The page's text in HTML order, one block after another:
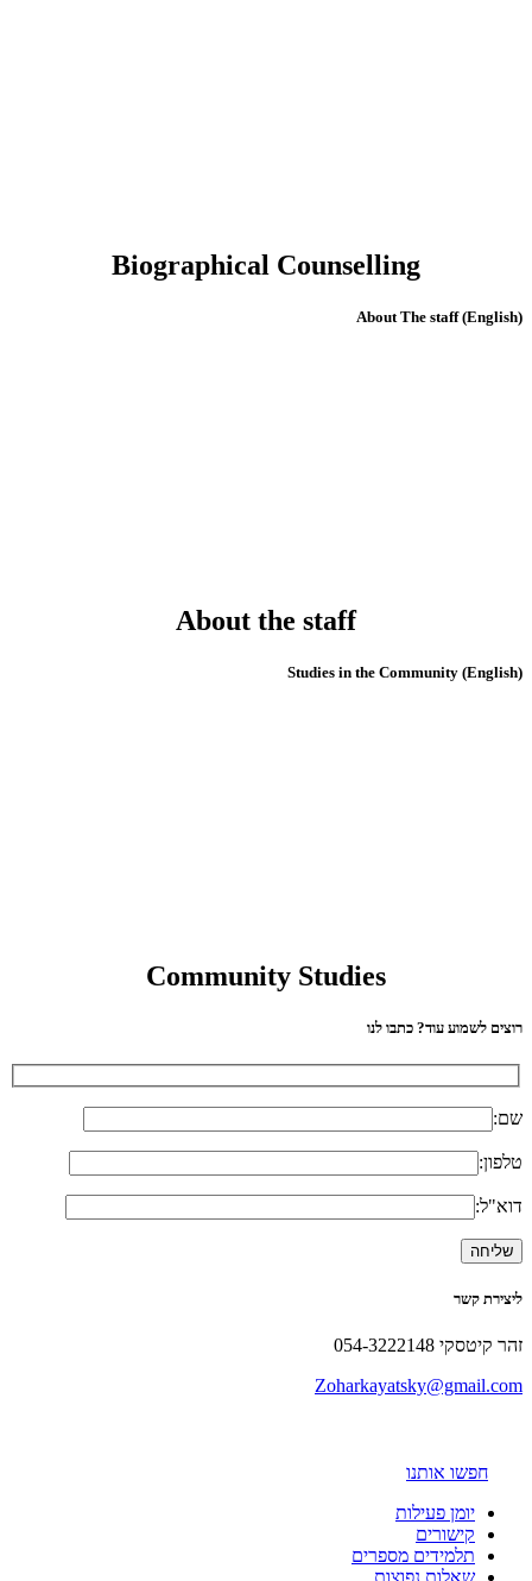
Biographical Counselling
(English) About The staff
About the staff
(English) Studies in the Community
Community Studies
רוצים לשמוע עוד? כתבו לנו
שם:
טלפון:
דוא"ל:
ליצירת קשר
זהר קיטסקי 054-3222148
Zoharkayatsky@gmail.com
חפשו אותנו
יומן פעילות
קישורים
תלמידים מספרים